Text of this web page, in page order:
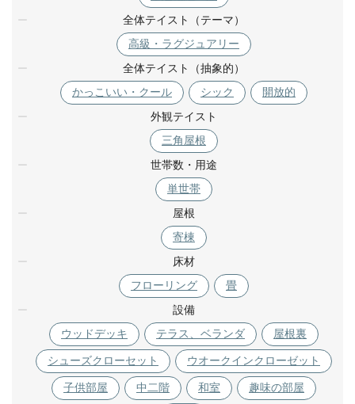
全体テイスト（テーマ）
高級・ラグジュアリー
全体テイスト（抽象的）
かっこいい・クール
シック
開放的
外観テイスト
三角屋根
世帯数・用途
単世帯
屋根
寄棟
床材
フローリング
畳
設備
ウッドデッキ
テラス、ベランダ 屋根裏
シューズクローセット ウオークインクローゼット
子供部屋 中二階 和室 趣味の部屋